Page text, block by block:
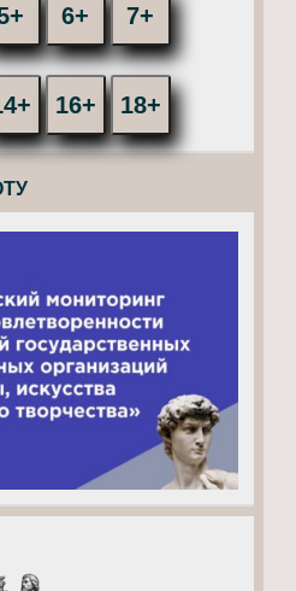
6+ 7+
16+ 18+